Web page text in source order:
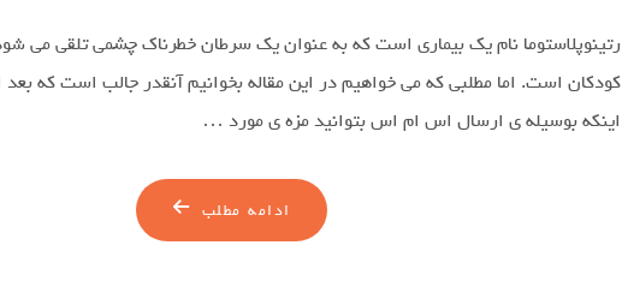
رتینوپلاستوما نام یک بیماری است که به عنوان یک سرطان خطرناک چشمی تلقی می
کودکان است. اما مطلبی که می خواهیم در این مقاله بخوانیم آنقدر جالب است که بعد
اینکه بوسیله ی ارسال اس ام اس بتوانید مزه ی مورد …
ادامه مطلب